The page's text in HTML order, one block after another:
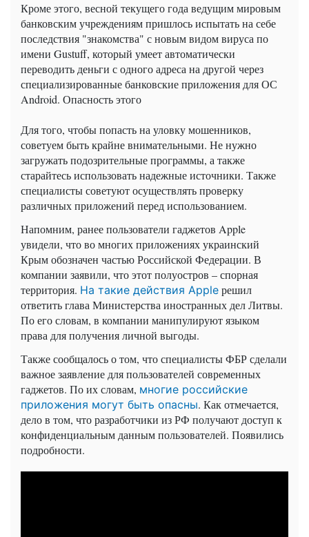
Кроме этого, весной текущего года ведущим мировым
банковским учреждениям пришлось испытать на себе
последствия "знакомства" с новым видом вируса по
имени Gustuff, который умеет автоматически
переводить деньги с одного адреса на другой через
специализированные банковские приложения для ОС
Android. Опасность этого
Для того, чтобы попасть на уловку мошенников,
советуем быть крайне внимательными. Не нужно
загружать подозрительные программы, а также
старайтесь использовать надежные источники. Также
специалисты советуют осуществлять проверку
различных приложений перед использованием.
Напомним, ранее пользователи гаджетов Apple
увидели, что во многих приложениях украинский
Крым обозначен частью Российской Федерации. В
компании заявили, что этот полуостров – спорная
территория. На такие действия Apple решил
ответить глава Министерства иностранных дел Литвы.
По его словам, в компании манипулируют языком
права для получения личной выгоды.
Также сообщалось о том, что специалисты ФБР сделали
важное заявление для пользователей современных
гаджетов. По их словам, многие российские
приложения могут быть опасны. Как отмечается,
дело в том, что разработчики из РФ получают доступ к
конфиденциальным данным пользователей. Появились
подробности.